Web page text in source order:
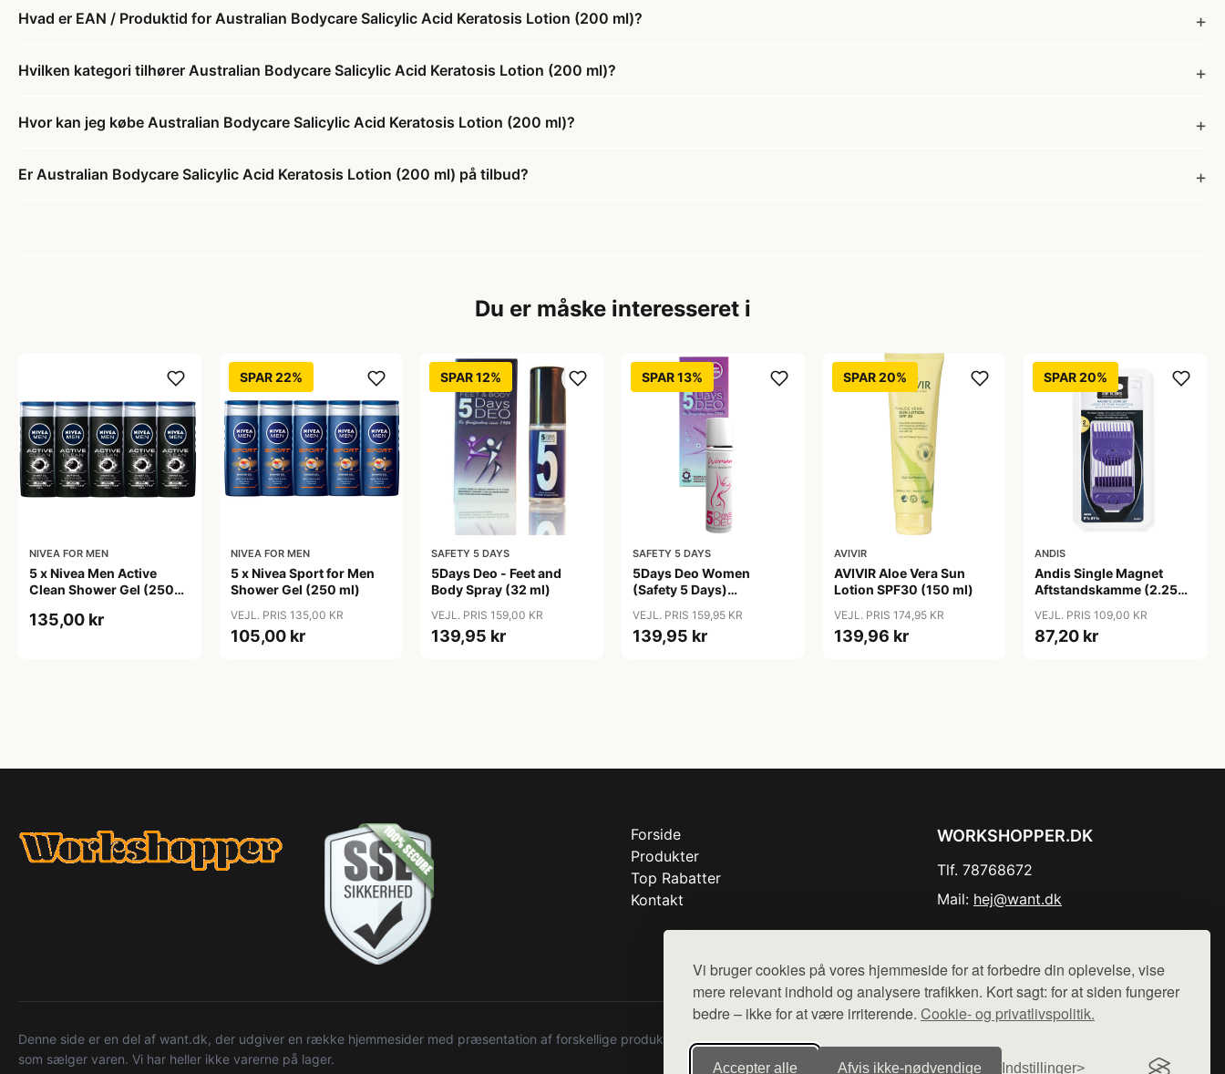
Vi bruger cookies på vores hjemmeside for at forbedre din oplevelse, vise
mere relevant indhold og analysere trafikken. Kort sagt: for at siden fungerer
bedre – ikke for at være irriterende. Cookie- og privatlivspolitik.
Accepter alle Afvis ikke‑nødvendige Indstillinger
Hvad er EAN / Produktid for Australian Bodycare Salicylic Acid Keratosis Lotion (200 ml)?
Hvilken kategori tilhører Australian Bodycare Salicylic Acid Keratosis Lotion (200 ml)?
Hvor kan jeg købe Australian Bodycare Salicylic Acid Keratosis Lotion (200 ml)?
Er Australian Bodycare Salicylic Acid Keratosis Lotion (200 ml) på tilbud?
Du er måske interesseret i
NIVEA FOR MEN
5 x Nivea Men Active
Clean Shower Gel (250
135,00 kr
SPAR 22%
NIVEA FOR MEN
5 x Nivea Sport for Men
Shower Gel (250 ml)
VEJL. PRIS 135,00 KR
105,00 kr
SPAR 12%
SAFETY 5 DAYS
5Days Deo - Feet and
Body Spray (32 ml)
VEJL. PRIS 159,00 KR
139,95 kr
SPAR 13%
SAFETY 5 DAYS
5Days Deo Women
(Safety 5 Days)
VEJL. PRIS 159,95 KR
139,95 kr
SPAR 20%
AVIVIR
AVIVIR Aloe Vera Sun
Lotion SPF30 (150 ml)
VEJL. PRIS 174,95 KR
139,96 kr
SPAR 20%
ANDIS
Andis Single Magnet
Aftstandskamme (2.25
VEJL. PRIS 109,00 KR
87,20 kr
Forside
Produkter
Top Rabatter
Kontakt
WORKSHOPPER.DK
Tlf. 78768672
Mail: hej@want.dk
Denne side er en del af want.dk, der udgiver en række hjemmesider med præsentation af forskellige produkter fra diverse webshops. Der sælges ikke varer fra denne side - vi henviser til de shops,
som sælger varen. Vi har heller ikke varerne på lager.